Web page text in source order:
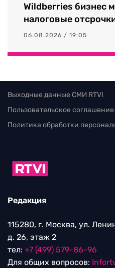
Wildberries бизнес
налоговые
06.08.2026 / 19:05
Выходные данные СМИ RTVI
Пользовательское соглашение
Политика обработки
Редакция
115280, г. Москва, ул.
д. 26, этаж 2
тел: +7 (499) 579-86-96
Для общих вопросов: